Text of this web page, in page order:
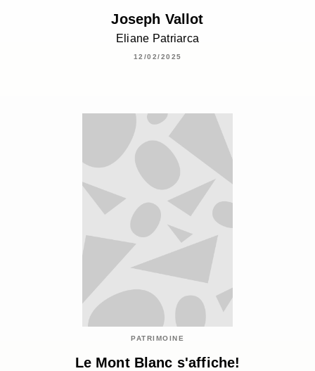
Joseph Vallot
Eliane Patriarca
12/02/2025
PATRIMOINE
Le Mont Blanc s'affiche!